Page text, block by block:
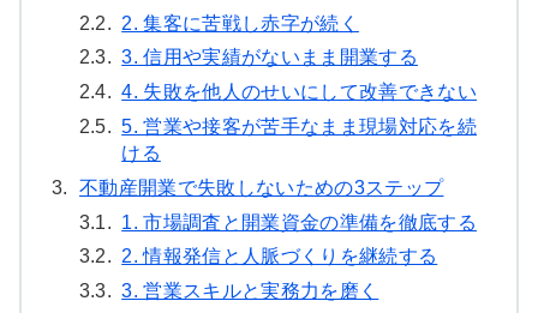
2.2. 2. 集客に苦戦し赤字が続く
2.3. 3. 信用や実績がないまま開業する
2.4. 4. 失敗を他人のせいにして改善できない
2.5. 5. 営業や接客が苦手なまま現場対応を続
ける
3.
不動産開業で失敗しないための3ステップ
3.1. 1. 市場調査と開業資金の準備を徹底する
3.2. 2. 情報発信と人脈づくりを継続する
3.3. 3. 営業スキルと実務力を磨く